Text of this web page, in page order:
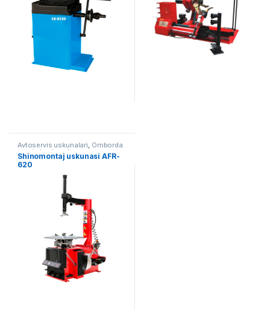
Avtoservis uskunalari, Omborda
mavjud uskunalar
Shinomontaj uskunasi AFR-
620